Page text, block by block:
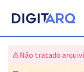
Não tratado